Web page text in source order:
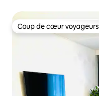
Coup de cœur voyageurs
Coup de cœur voyageurs